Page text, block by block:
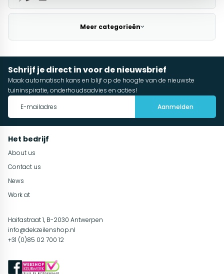
Meer categorieën
Schrijf je direct in voor de nieuwsbrief
Maak automatisch kans en blijf op de hoogte van de nieuwste
tuininspiratie, onderhoudsadvies en acties!
Aanmelden
Het bedrijf
About us
Contact us
News
Work at
Haifastraat 1, B-2030 Antwerpen
info@dekzeilenshop.nl
+31 (0)85 02 700 12